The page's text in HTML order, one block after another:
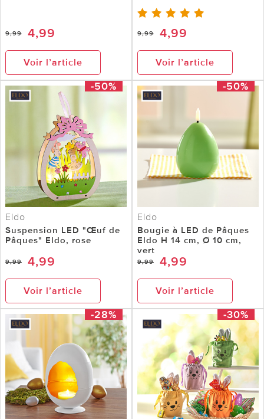
9,99 4,99
Voir l’article
9,99 4,99
Voir l’article
-50%
Eldo
Suspension LED "Œuf de
Pâques" Eldo, rose
9,99 4,99
Voir l’article
-50%
Eldo
Bougie à LED de Pâques
Eldo H 14 cm, Ø 10 cm,
vert
9,99 4,99
Voir l’article
-28% -30%